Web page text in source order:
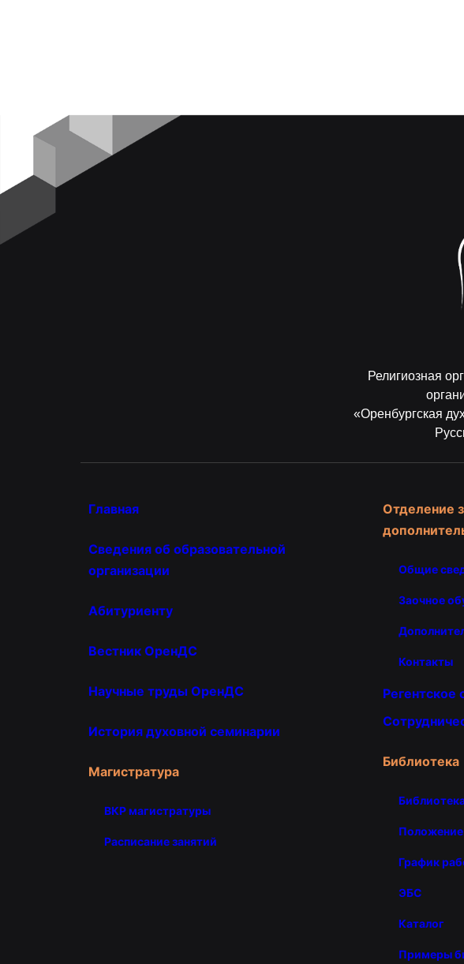
Религиозная
«Оренбургская
Главная
Сведения об образовательной
организации
Абитуриенту
Вестник ОренДС
Научные труды ОренДС
История духовной семинарии
Магистратура
ВКР магистратуры
Расписание занятий
Отделение
Общие
Заочное
Контакты
Регентское
Библиотека
Положение
График
ЭБС
Каталог
Примеры